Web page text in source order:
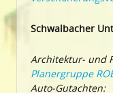
Schwalbacher
Architektur- und
Planergruppe
Auto-Gutachten: